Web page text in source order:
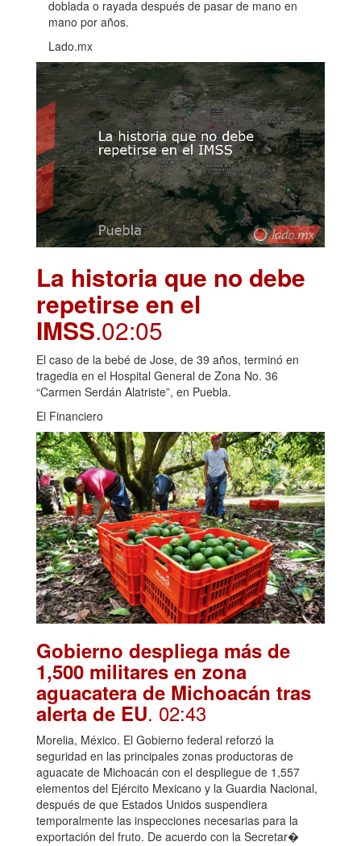
doblada o rayada después de pasar de mano en
mano por años.
Lado.mx
La historia que no debe
repetirse en el
IMSS.02:05
El caso de la bebé de Jose, de 39 años, terminó en
tragedia en el Hospital General de Zona No. 36
“Carmen Serdán Alatriste”, en Puebla.
El Financiero
Gobierno despliega más de
1,500 militares en zona
aguacatera de Michoacán tras
alerta de EU. 02:43
Morelia, México. El Gobierno federal reforzó la
seguridad en las principales zonas productoras de
aguacate de Michoacán con el despliegue de 1,557
elementos del Ejército Mexicano y la Guardia Nacional,
después de que Estados Unidos suspendiera
temporalmente las inspecciones necesarias para la
exportación del fruto. De acuerdo con la Secretar�